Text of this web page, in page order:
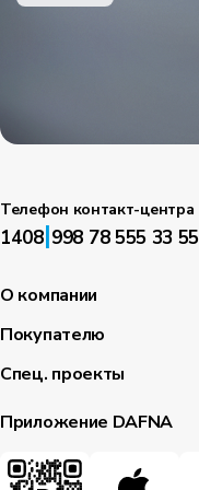
Телефон контакт-центра
1408|998 78 555 33 55
О компании
Покупателю
Спец. проекты
Приложение DAFNA